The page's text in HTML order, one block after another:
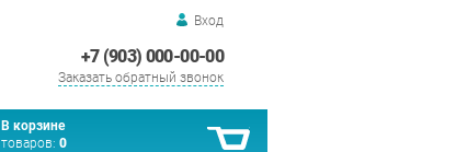
Вход
+7 (903) 000-00-00
Заказать обратный звонок
В корзине
товаров: 0